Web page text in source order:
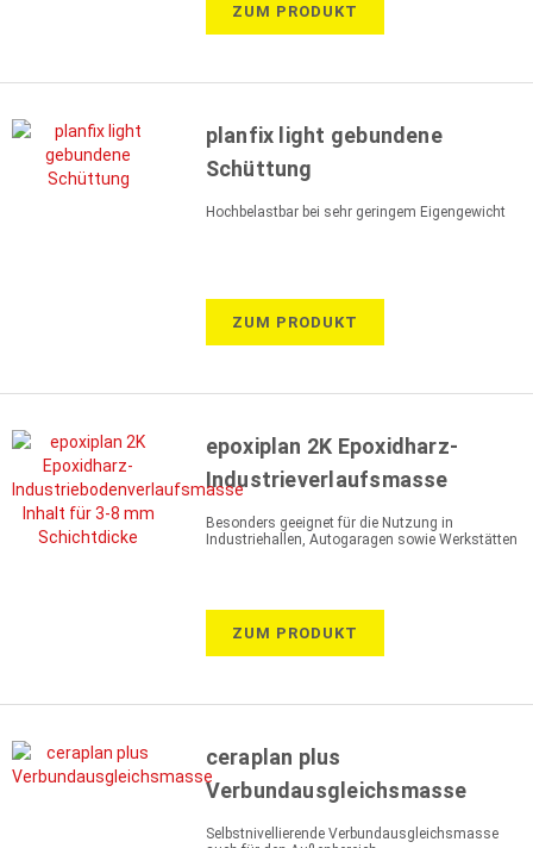
ZUM PRODUKT
planfix light gebundene
Schüttung
Hochbelastbar bei sehr geringem Eigengewicht
ZUM PRODUKT
epoxiplan 2K Epoxidharz-
Industrieverlaufsmasse
Besonders geeignet für die Nutzung in
Industriehallen, Autogaragen sowie Werkstätten
ZUM PRODUKT
ceraplan plus
Verbundausgleichsmasse
Selbstnivellierende Verbundausgleichsmasse